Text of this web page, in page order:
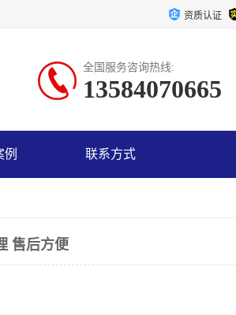
资质认证
全国服务咨询热线:
13584070665
例 联系方式
售后方便